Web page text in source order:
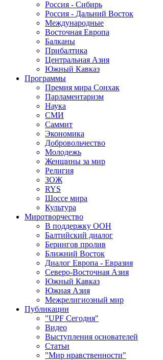
Россия - Сибирь
Россия - Дальний Восток
Международные
Восточная Европа
Балканы
Прибалтика
Центральная Азия
Южный Кавказ
Программы
Премия мира Сонхак
Парламентаризм
Наука
СМИ
Саммит
Экономика
Добровольчество
Молодежь
Женщины за мир
Религия
ЗОЖ
RYS
Шоссе мира
Культура
Миротворчество
В поддержку ООН
Балтийский диалог
Берингов пролив
Ближний Восток
Диалог Европа - Евразия
Северо-Восточная Азия
Южный Кавказ
Южная Азия
Межрелигиозный мир
Публикации
"UPF Сегодня"
Видео
Выступления основателей
Статьи
"Мир нравственности"